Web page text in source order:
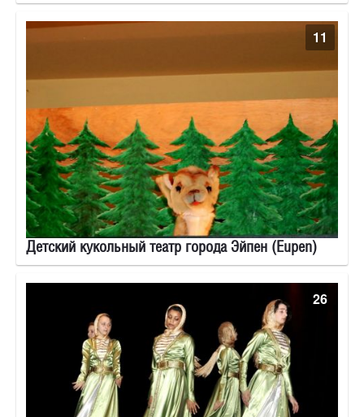
Детский кукольный театр города Эйпен (Eupen)
11
26